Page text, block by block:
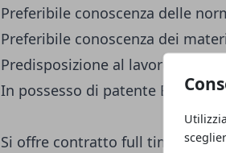
Preferibile conoscenza delle
Preferibile conoscenza dei
Predisposizione al lavoro in team;
In possesso di patente B e
Si offre contratto full time con